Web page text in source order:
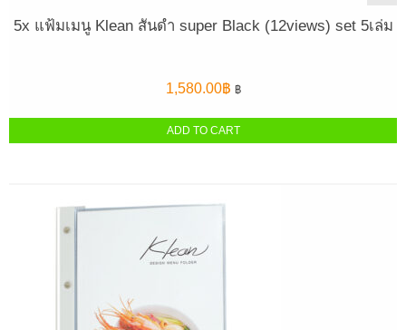
5x แฟ้มเมนู Klean สันดำ super Black (12views) set 5เล่ม
1,580.00฿ ฿
ADD TO CART